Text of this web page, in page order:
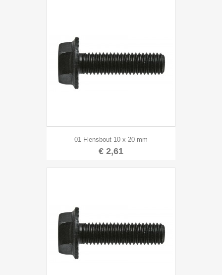
01 Flensbout 10 x 20 mm
€ 2,61